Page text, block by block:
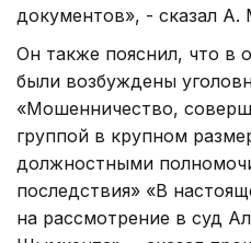
документов», - сказал А.
Он также пояснил, что в
были возбуждены
«Мошенничество,
группой в крупном
должностными
последствия» «В
на рассмотрение в суд